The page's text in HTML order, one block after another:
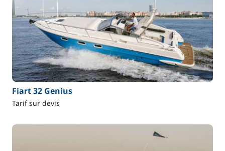
Fiart 32 Genius
Tarif sur devis